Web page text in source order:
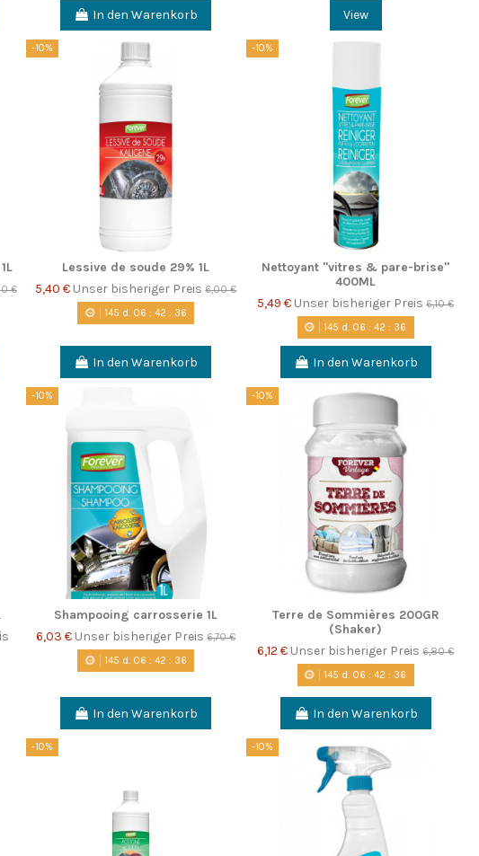
In den Warenkorb View
€
-10%
Lessive de soude 29% 1L
5,40 € Unser bisheriger Preis6,00 €
145 d. 06 : 42 : 35
In den Warenkorb
-10%
Nettoyant "vitres & pare-brise"
400ML
5,49 € Unser bisheriger Preis6,10 €
145 d. 06 :42 : 35
In den Warenkorb
-10%
Shampooing carrosserie 1L
6,03 € Unser bisheriger Preis6,70 €
145 d. 06 : 42 : 35
In den Warenkorb
-10%
Terre de Sommières 200GR
(Shaker)
6,12 € Unser bisheriger Preis6,80 €
145 d. 06 :42 : 35
In den Warenkorb
-10% -10%